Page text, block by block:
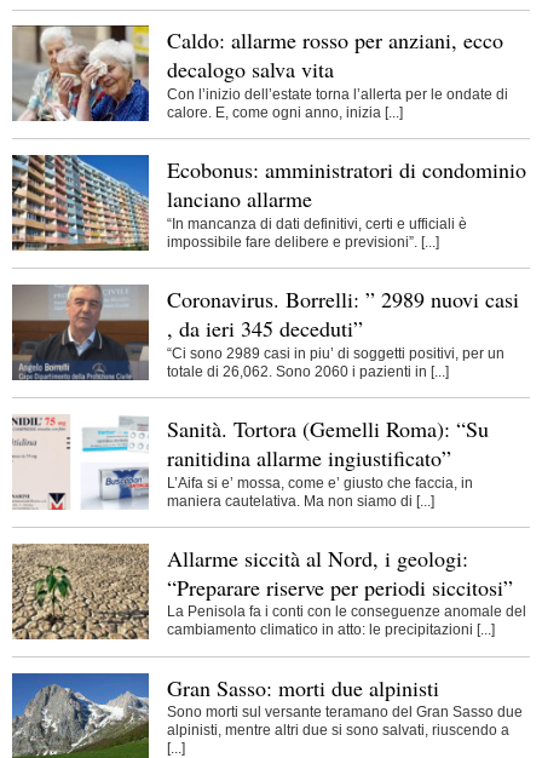
Caldo: allarme rosso per anziani, ecco
decalogo salva vita
Con l’inizio dell’estate torna l’allerta per le ondate di
calore. E, come ogni anno, inizia [...]
Ecobonus: amministratori di condominio
lanciano allarme
“In mancanza di dati definitivi, certi e ufficiali è
impossibile fare delibere e previsioni”. [...]
Coronavirus. Borrelli: ” 2989 nuovi casi
, da ieri 345 deceduti”
“Ci sono 2989 casi in piu’ di soggetti positivi, per un
totale di 26,062. Sono 2060 i pazienti in [...]
Sanità. Tortora (Gemelli Roma): “Su
ranitidina allarme ingiustificato”
L’Aifa si e’ mossa, come e’ giusto che faccia, in
maniera cautelativa. Ma non siamo di [...]
Allarme siccità al Nord, i geologi:
“Preparare riserve per periodi siccitosi”
La Penisola fa i conti con le conseguenze anomale del
cambiamento climatico in atto: le precipitazioni [...]
Gran Sasso: morti due alpinisti
Sono morti sul versante teramano del Gran Sasso due
alpinisti, mentre altri due si sono salvati, riuscendo a
[...]